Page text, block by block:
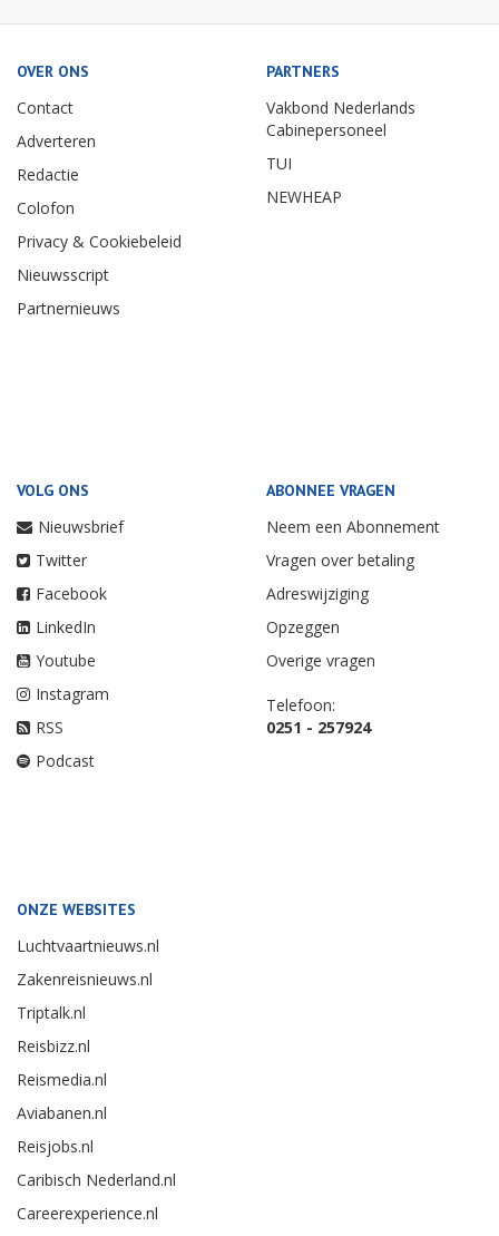
OVER ONS
Contact
Adverteren
Redactie
Colofon
Privacy & Cookiebeleid
Nieuwsscript
Partnernieuws
PARTNERS
Vakbond Nederlands
Cabinepersoneel
TUI
NEWHEAP
VOLG ONS
Nieuwsbrief
Twitter
Facebook
LinkedIn
Youtube
Instagram
RSS
Podcast
ABONNEE VRAGEN
Neem een Abonnement
Vragen over betaling
Adreswijziging
Opzeggen
Overige vragen
Telefoon:
0251 - 257924
ONZE WEBSITES
Luchtvaartnieuws.nl
Zakenreisnieuws.nl
Triptalk.nl
Reisbizz.nl
Reismedia.nl
Aviabanen.nl
Reisjobs.nl
Caribisch Nederland.nl
Careerexperience.nl